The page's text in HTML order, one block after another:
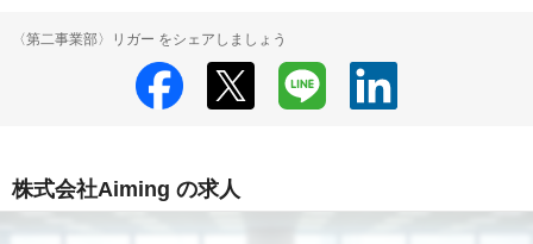
〈第二事業部〉リガー をシェアしましょう
株式会社Aiming の求人